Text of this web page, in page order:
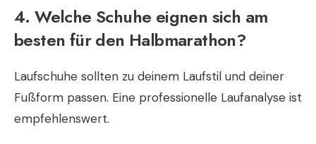
4. Welche Schuhe eignen sich am
besten für den Halbmarathon?
Laufschuhe sollten zu deinem Laufstil und deiner
Fußform passen. Eine professionelle Laufanalyse ist
empfehlenswert.